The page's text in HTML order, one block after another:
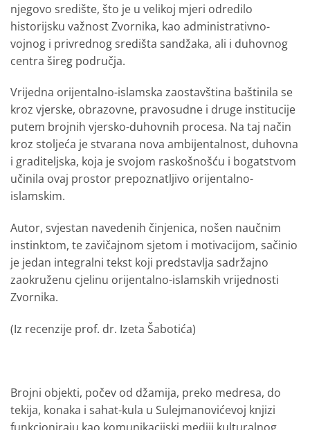
njegovo središte, što je u velikoj mjeri odredilo
historijsku važnost Zvornika, kao administrativno-
vojnog i privrednog središta sandžaka, ali i duhovnog
centra šireg područja.
Vrijedna orijentalno-islamska zaostavština baštinila se
kroz vjerske, obrazovne, pravosudne i druge institucije
putem brojnih vjersko-duhovnih procesa. Na taj način
kroz stoljeća je stvarana nova ambijentalnost, duhovna
i graditeljska, koja je svojom raskošnošću i bogatstvom
učinila ovaj prostor prepoznatljivo orijentalno-
islamskim.
Autor, svjestan navedenih činjenica, nošen naučnim
instinktom, te zavičajnom sjetom i motivacijom, sačinio
je jedan integralni tekst koji predstavlja sadržajno
zaokruženu cjelinu orijentalno-islamskih vrijednosti
Zvornika.
(Iz recenzije prof. dr. Izeta Šabotića)
Brojni objekti, počev od džamija, preko medresa, do
tekija, konaka i sahat-kula u Sulejmanovićevoj knjizi